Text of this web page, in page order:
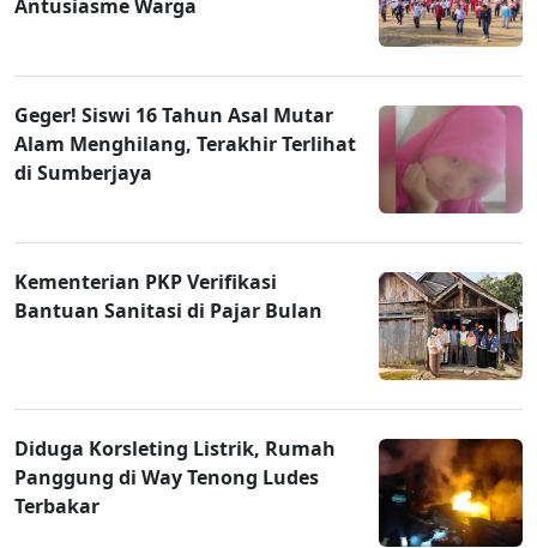
Antusiasme Warga
Geger! Siswi 16 Tahun Asal Mutar
Alam Menghilang, Terakhir Terlihat
di Sumberjaya
Kementerian PKP Verifikasi
Bantuan Sanitasi di Pajar Bulan
Diduga Korsleting Listrik, Rumah
Panggung di Way Tenong Ludes
Terbakar